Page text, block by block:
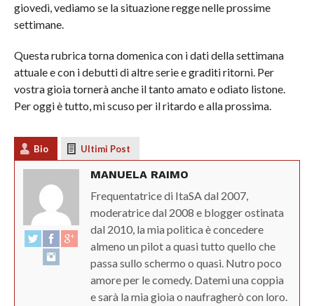
giovedì, vediamo se la situazione regge nelle prossime
settimane.
Questa rubrica torna domenica con i dati della settimana
attuale e con i debutti di altre serie e graditi ritorni. Per
vostra gioia tornerà anche il tanto amato e odiato listone.
Per oggi è tutto, mi scuso per il ritardo e alla prossima.
Bio Ultimi Post
MANUELA RAIMO
Frequentatrice di ItaSA dal 2007,
moderatrice dal 2008 e blogger ostinata
dal 2010, la mia politica è concedere
almeno un pilot a quasi tutto quello che
passa sullo schermo o quasi. Nutro poco
amore per le comedy. Datemi una coppia
e sarà la mia gioia o naufragherò con loro.